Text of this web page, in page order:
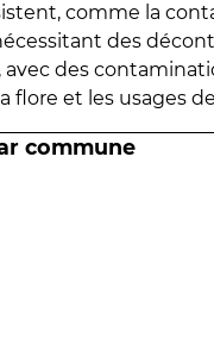
comme la
des
des
flore et les usages
commune